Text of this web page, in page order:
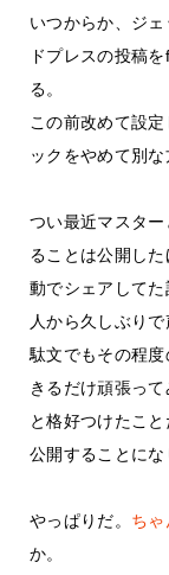
いつからか、ジ
ドプレスの投稿
る。
この前改めて設
ックをやめて別
つい最近マスタ
ることは公開し
動でシェアして
人から久しぶり
駄文でもその程
きるだけ頑張っ
と格好つけたこ
公開することに
やっぱりだ。 ち
か。